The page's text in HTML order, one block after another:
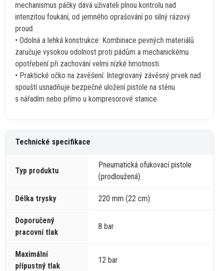
mechanismus páčky dává uživateli plnou kontrolu nad
intenzitou foukání, od jemného oprašovánípo silný rázový
proud.
• Odolná a lehká konstrukce: Kombinace pevných materiálů
zaručuje vysokou odolnost proti pádům a mechanickému
opotřebení při zachování velmi nízké hmotnosti.
• Praktické očko na zavěšení: Integrovaný závěsný prvek nad
spouští usnadňuje bezpečné uložení pistole na stěnu
s nářadím nebo přímo u kompresorové stanice.
Technické specifikace
Typ produktu
Pneumatická ofukovací pistole
(prodloužená)
Délka trysky 220 mm (22 cm)
Doporučený
pracovní tlak
8 bar
Maximální
přípustný tlak
12 bar